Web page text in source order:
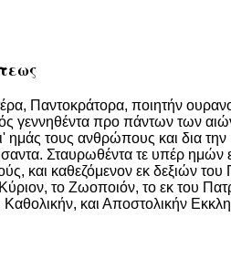
Παντοκράτορα, ποιητήν
γεννηθέντα προ πάντων των
ημάς τους ανθρώπους και δια
Σταυρωθέντα τε υπέρ ημών
και καθεζόμενον εκ δεξιών
Κύριον, το Ζωοποιόν, το εκ του
και Αποστολικήν